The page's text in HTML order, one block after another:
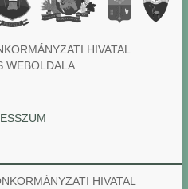
HIVATAL
WEBOLDALA
HIVATAL